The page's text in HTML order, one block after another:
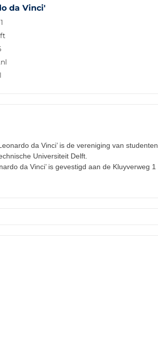
da Vinci'
da Vinci’ is de vereniging van studenten
Universiteit Delft.
da Vinci’ is gevestigd aan de Kluyverweg 1